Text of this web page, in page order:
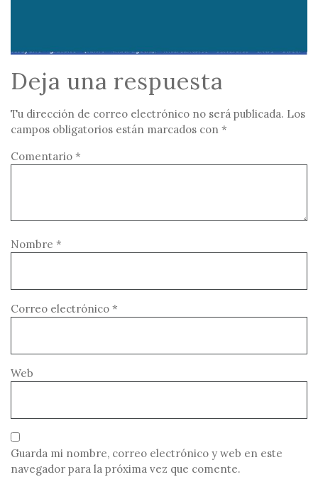
Deja una respuesta
Tu dirección de correo electrónico no será publicada. Los
campos obligatorios están marcados con *
Comentario *
Nombre *
Correo electrónico *
Web
Guarda mi nombre, correo electrónico y web en este
navegador para la próxima vez que comente.